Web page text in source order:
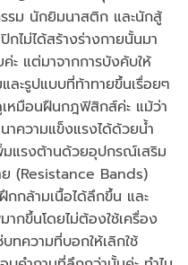
รรม นักยิมนาสติก และนักสู้
ไม่ได้สร้างร่างกายนั้นมา
ะ แต่มาจากการบังคับให้
ละรูปแบบที่ท้าทายขึ้นเรื่อยๆ
หมือนฝืนกฎฟิสิกส์ค่ะ แม้ว่า
ความแข็งแรงได้ด้วยน้ำ
แรงต้านด้วยอุปกรณ์เสริม
(Resistance Bands)
กล้ามเนื้อได้ลึกขึ้น และ
กขึ้นโดยไม่ต้องใช้เครื่อง
ทความที่บอกให้เลิกใช้